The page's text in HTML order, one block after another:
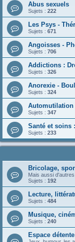
Abus sexuels
Sujets : 222
Les Psys -
Sujets : 671
Angoisses -
Sujets : 706
Addictions :
Sujets : 326
Anorexie -
Sujets : 324
Automutilation
Sujets : 347
Santé et soins
Sujets : 233
Bricolage,
Mais aussi
Sujets : 192
Lecture,
Sujets : 484
Musique,
Sujets : 240
Espace détente